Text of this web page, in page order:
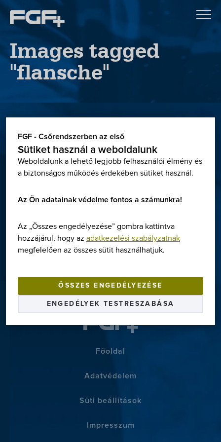
FGF - Csőrendszerben az első
Sütiket használ a weboldalunk
Weboldalunk a lehető legjobb felhasználói élmény és
a biztonságos működés érdekében sütiket használ.
Az Ön adatainak védelme fontos a számunkra!
Az „Összes engedélyezése” gombra kattintva
hozzájárul, hogy az adatkezelési szabályzatnak
megfelelően az összes sütit használhatjuk.
ÖSSZES ENGEDÉLYEZÉSE
ENGEDÉLYEK TESTRESZABÁSA
Megoldások
Márkák
Szerviz
+36-1/363-6559
Images tagged
"flansche"
Letöltések
Letöltőközpontunkban megtalálható minden, ami a
tervezéshez és kivitelezéshez szükséges:
tervezési segédlet stb.
TOVÁBB A LETÖLTÉSEKHEZ
Főoldal
Adatvédelem
Süti beállítások
Impresszum